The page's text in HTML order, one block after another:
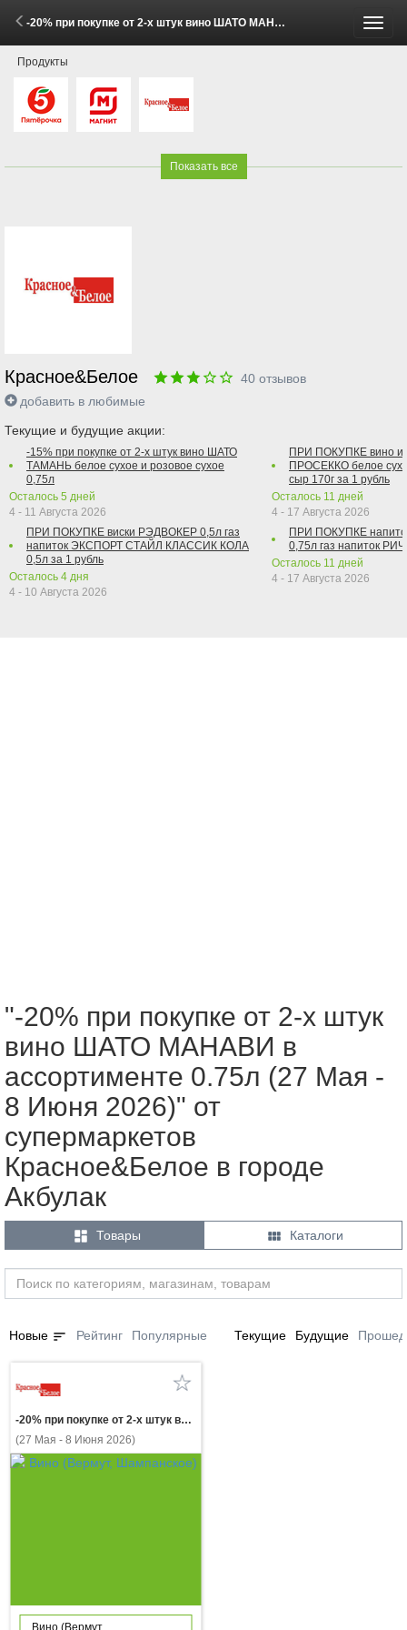
-20% при покупке от 2-х штук вино ШАТО МАНАВИ в ассортименте 0.75л (27 Мая - 8 Июня 2026)
Продукты
Показать все
Красное&Белое 40 отзывов
добавить в любимые
Текущие и будущие акции:
-15% при покупке от 2-х штук вино ШАТО
ТАМАНЬ белое сухое и розовое сухое
0,75л
Осталось 5 дней
4 - 11 Августа 2026
ПРИ ПОКУПКЕ виски РЭДВОКЕР 0,5л газ
напиток ЭКСПОРТ СТАЙЛ КЛАССИК КОЛА
0,5л за 1 рубль
Осталось 4 дня
4 - 10 Августа 2026
ПРИ ПОКУПКЕ вино
ПРОСЕККО белое
сыр 170г за 1 рубль
Осталось 11 дней
4 - 17 Августа 2026
ПРИ ПОКУПКЕ
0,75л газ напиток
Осталось 11 дней
4 - 17 Августа 2026
"-20% при покупке от 2-х штук
вино ШАТО МАНАВИ в
ассортименте 0.75л (27 Мая -
8 Июня 2026)" от
супермаркетов
Красное&Белое в городе
Акбулак
 Товары  Каталоги
Новые sort Рейтинг Популярные Текущие Будущие
-20% при покупке от 2-х штук вино ШАТО МАНАВИ в ассортименте 0.75л
(27 Мая - 8 Июня 2026)